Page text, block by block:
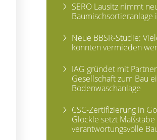
SERO Lausitz nimmt
Baumischsortieranlage
Neue BBSR-Studie:
könnten vermieden
IAG gründet mit
Gesellschaft zum Bau
Bodenwaschanlage
CSC-Zertifizierung in
Glöckle setzt
verantwortungsvolle